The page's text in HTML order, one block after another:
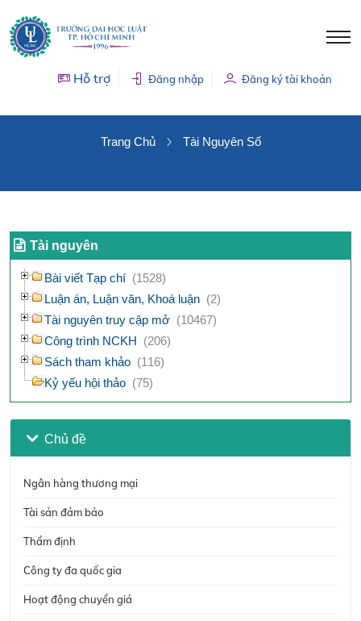
Hỗ trợ Đăng nhập Đăng ký tài khoản
Trang Chủ Tài Nguyên Số
Tài nguyên
Bài viết Tạp chí (1528)
Luận án, Luận văn, Khoá luận (2)
Tài nguyên truy cập mở (10467)
Công trình NCKH (206)
Sách tham khảo (116)
Kỷ yếu hội thảo (75)
Chủ đề
Ngân hàng thương mại
Tài sản đảm bảo
Thẩm định
Công ty đa quốc gia
Hoạt động chuyển giá